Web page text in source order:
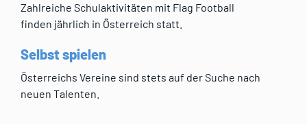
Zahlreiche Schulaktivitäten mit Flag Football
finden jährlich in Österreich statt.
Selbst spielen
Österreichs Vereine sind stets auf der Suche nach
neuen Talenten.